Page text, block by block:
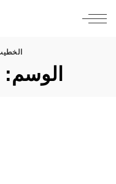
الوسم: